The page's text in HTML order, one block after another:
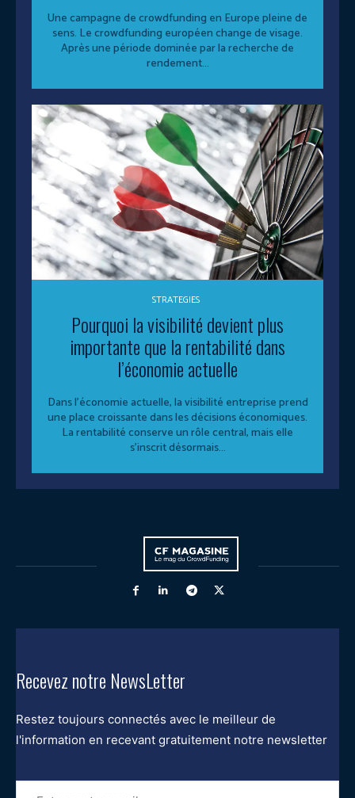
Une campagne de crowdfunding en Europe pleine de
sens. Le crowdfunding européen change de visage.
Après une période dominée par la recherche de
rendement...
STRATEGIES
Pourquoi la visibilité devient plus
importante que la rentabilité dans
l’économie actuelle
Dans l’économie actuelle, la visibilité entreprise prend
une place croissante dans les décisions économiques.
La rentabilité conserve un rôle central, mais elle
s’inscrit désormais...
Recevez notre NewsLetter
Restez toujours connectés avec le meilleur de
l'information en recevant gratuitement notre newsletter
Entrez
votre